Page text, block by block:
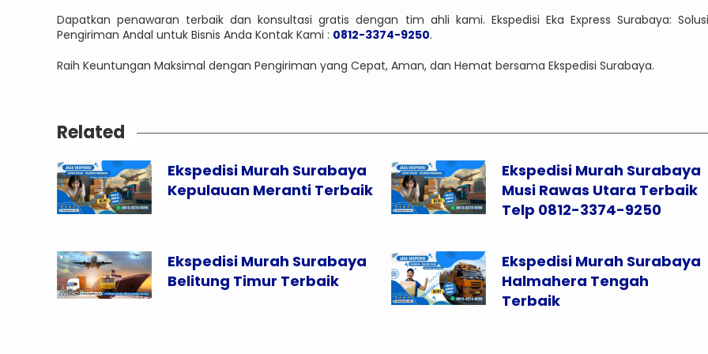
Dapatkan penawaran terbaik dan konsultasi gratis dengan tim ahli kami. Ekspedisi Eka Express Surabaya: Solusi
Pengiriman Andal untuk Bisnis Anda Kontak Kami : 0812-3374-9250.
Raih Keuntungan Maksimal dengan Pengiriman yang Cepat, Aman, dan Hemat bersama Ekspedisi Surabaya.
Related
Ekspedisi Murah Surabaya
Kepulauan Meranti Terbaik
Ekspedisi Murah Surabaya
Musi Rawas Utara Terbaik
Telp 0812-3374-9250
Ekspedisi Murah Surabaya
Belitung Timur Terbaik
Ekspedisi Murah Surabaya
Halmahera Tengah
Terbaik